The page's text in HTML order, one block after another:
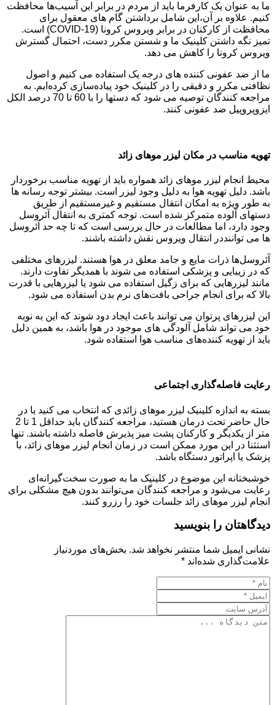
ما به عنوان یک کارفرما باید از مردم در برابر این آسیب‌ها محافظت
کنیم. علاوه بر آن،این شامل برداشتن گام های معقول برای
محافظت از کارکنان در برابر ویروس کرونا (COVID-19) است.
تمیز نگه داشتن کلینیک ما و شستن مکرر دست، احتمال گسترش
ویروس کرونا را کاهش می دهد.
ما از ضد عفونی کننده های درجه یک استفاده می کنیم و اصول
نظافتی مکرر و دقیقی را در کلینیک خود پیاده‌سازی کرده‌ایم. به
مراجعه کنندگان توصیه می شود که دستها را با 60 تا 70 درصد الکل
ایزوپروپیل ضد عفونی کنند.
تهویه مناسب در مکان لیزر موهای زائد
محیط انجام لیزر موهای زائد همواره باید از تهویه مناسب برخوردار
باشد. دلیل تهویه هوا به دلیل وجود لیزر است. بیشتر توجه رسانه ها
به طور ویژه به امکان انتقال مستقیم و غیرمستقیم از طریق
دستهای آلوده متمرکز شده است. توجه کمتری به انتقال آئروسل
وجود دارد، اما مطالعات در حال بررسی است که تا چه حد آئروسل
ها می تواننددر انتقال ویروس نقش داشته باشند.
آئروسل‌ها ذرات مایع و جامد معلق در هوا هستند. لیزرهای مختلفی
که در زیبایی و پزشکی استفاده می شوند با همدیگر تفاوت دارند.
مانند لیزرهایی که برای زگیل استفاده می شود یا لیزرهایی با قدرت
بالا که برای انجام جراحی بافت‌های نرم بدن استفاده می شود.
این لیزرهای پرتوان می توانند باعث ایجاد دود شوند که این به نوبه
خود می تواند شامل آلودگی های موجود در هوا باشد، به همین دلیل
باید از تهویه کننده‌های مناسب هوا استفاده شود.
رعایت فاصله‌گذاری اجتماعی
بسته به اندازه کلینیک لیزر موهای زائدی که انتخاب می کنید یا در
حال حاضر تحت درمان هستید، مراجعه کنندگان باید حداقل 1 تا 2
متر از یکدیگر و کارکنان پشت میز پذیرش فاصله داشته باشند. تنها
استثنا در این مورد ممکن است در زمان انجام لیزر موهای زائد، با
پزشک یا اپراتور دستگاه باشد.
خوشبختانه این موضوع در کلینیک ما به صورت سخت‌گیرانه‌ای
رعایت می‌شود و مراجعه کنندگان می‌توانند بدون هیچ مشکلی برای
انجام لیزر موهای زائد جلسات خود را رزرو کنند.
دیدگاهتان را بنویسید
نشانی ایمیل شما منتشر نخواهد شد. بخش‌های موردنیاز
علامت‌گذاری شده‌اند *